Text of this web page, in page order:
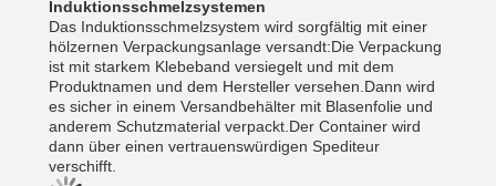
Induktionsschmelzsystemen
Das Induktionsschmelzsystem wird sorgfältig mit einer
hölzernen Verpackungsanlage versandt:Die Verpackung
ist mit starkem Klebeband versiegelt und mit dem
Produktnamen und dem Hersteller versehen.Dann wird
es sicher in einem Versandbehälter mit Blasenfolie und
anderem Schutzmaterial verpackt.Der Container wird
dann über einen vertrauenswürdigen Spediteur
verschifft.